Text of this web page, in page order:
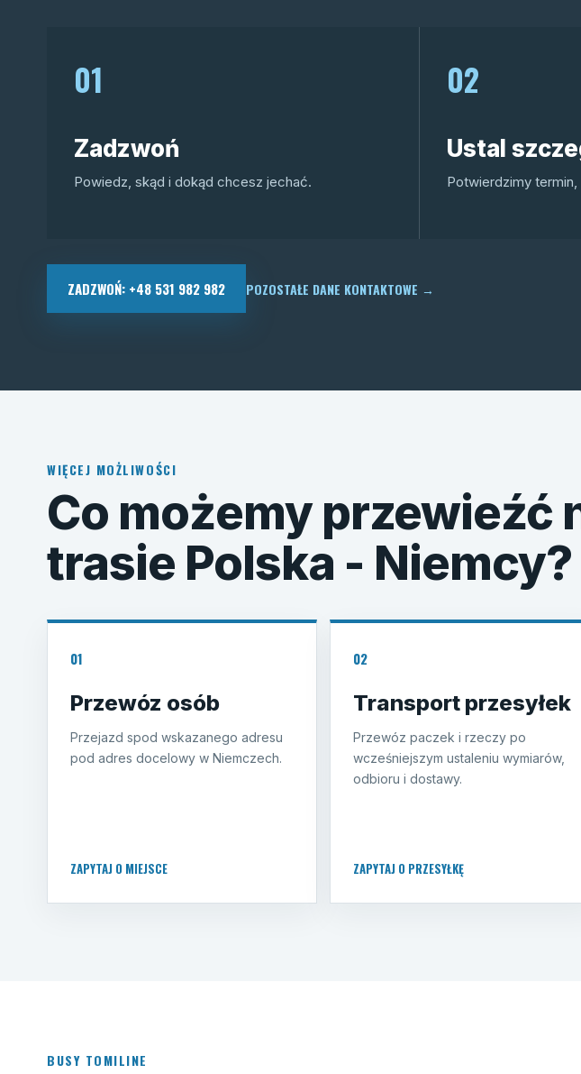
01
Zadzwoń
Powiedz, skąd i dokąd chcesz jechać.
02
Ustal
Potwierdzimy
ZADZWOŃ: +48 531 982 982 POZOSTAŁE DANE KONTAKTOWE →
WIĘCEJ MOŻLIWOŚCI
Co możemy przewieźć
trasie Polska - Niemcy?
01
Przewóz osób
Przejazd spod wskazanego adresu
pod adres docelowy w Niemczech.
ZAPYTAJ O MIEJSCE
02
Transport przesyłek
Przewóz paczek i rzeczy po
wcześniejszym ustaleniu wymiarów,
odbioru i dostawy.
ZAPYTAJ O PRZESYŁKĘ
BUSY TOMILINE